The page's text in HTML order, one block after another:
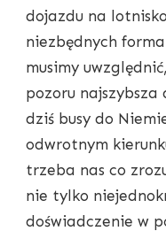
dojazdu na
niezbędnych
musimy
pozoru najszybsza
dziś busy do
odwrotnym
trzeba nas co
nie tylko
doświadczenie w